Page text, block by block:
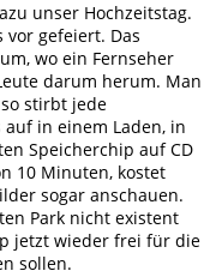
unser Hochzeitstag.
gefeiert. Das
wo ein Fernseher
darum herum. Man
stirbt jede
in einem Laden, in
Speicherchip auf CD
10 Minuten, kostet
sogar anschauen.
Park nicht existent
jetzt wieder frei für die
sollen.